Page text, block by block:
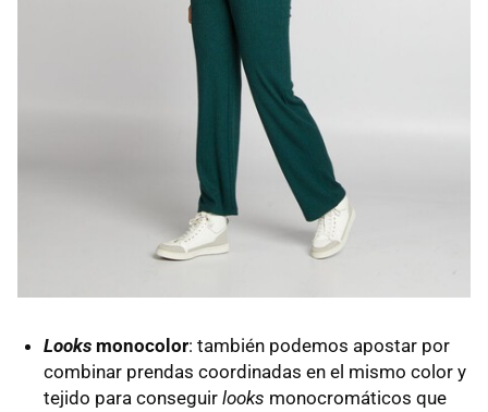
Looks monocolor: también podemos apostar por
combinar prendas coordinadas en el mismo color y
tejido para conseguir looks monocromáticos que